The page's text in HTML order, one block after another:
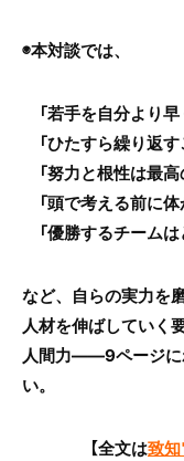
◉本対談では、
「若手を自分より
「ひたすら繰り返す
「努力と根性は最高
「頭で考える前に体
「優勝するチームは
など、自らの実力を
人材を伸ばしていく
人間力――9ページに
い。
【全文は致